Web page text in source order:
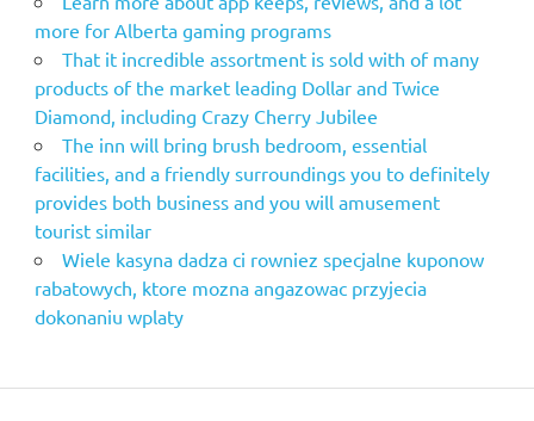
more for Alberta gaming programs
That it incredible assortment is sold with of many
products of the market leading Dollar and Twice
Diamond, including Crazy Cherry Jubilee
The inn will bring brush bedroom, essential
facilities, and a friendly surroundings you to definitely
provides both business and you will amusement
tourist similar
Wiele kasyna dadza ci rowniez specjalne kuponow
rabatowych, ktore mozna angazowac przyjecia
dokonaniu wplaty